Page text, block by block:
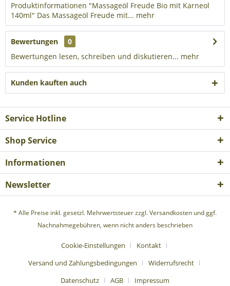
Produktinformationen "Massageöl Freude Bio mit Karneol
140ml" Das Massageöl Freude mit... mehr
Bewertungen
0
Bewertungen lesen, schreiben und diskutieren... mehr
Kunden kauften auch
Service Hotline
Shop Service
Informationen
Newsletter
* Alle Preise inkl. gesetzl. Mehrwertsteuer zzgl.Versandkosten und ggf.
Nachnahmegebühren, wenn nicht anders beschrieben
Cookie-Einstellungen
Kontakt
Versand und Zahlungsbedingungen
Widerrufsrecht
Datenschutz
AGB Impressum